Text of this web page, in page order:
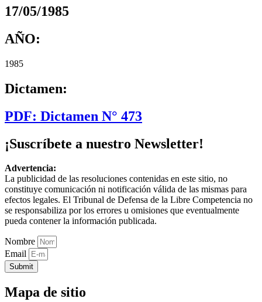
17/05/1985
AÑO:
1985
Dictamen:
PDF: Dictamen N° 473
¡Suscríbete a nuestro Newsletter!
Advertencia:
La publicidad de las resoluciones contenidas en este sitio, no
constituye comunicación ni notificación válida de las mismas para
efectos legales. El Tribunal de Defensa de la Libre Competencia no
se responsabiliza por los errores u omisiones que eventualmente
pueda contener la información publicada.
Nombre
Email
Submit
Mapa de sitio